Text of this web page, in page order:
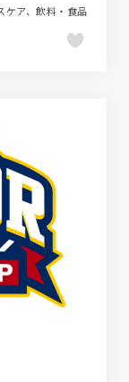
ケア、飲料・食品